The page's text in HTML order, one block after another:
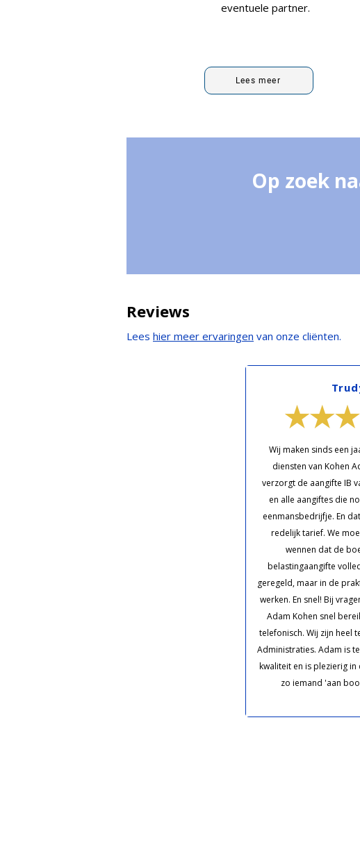
eventuele partner.
Lees meer
Op zoek
Reviews
Lees hier meer ervaringen van onze cliënten.
Wij maken sinds een
diensten van Kohen
verzorgt de aangifte IB
en alle aangiftes die
eenmansbedrijfje. En
redelijk tarief. We
wennen dat de
belastingaangifte
geregeld, maar in de
werken. En snel! Bij
Adam Kohen snel
telefonisch. Wij zijn heel
Administraties. Adam is
kwaliteit en is plezierig in
zo iemand 'aan